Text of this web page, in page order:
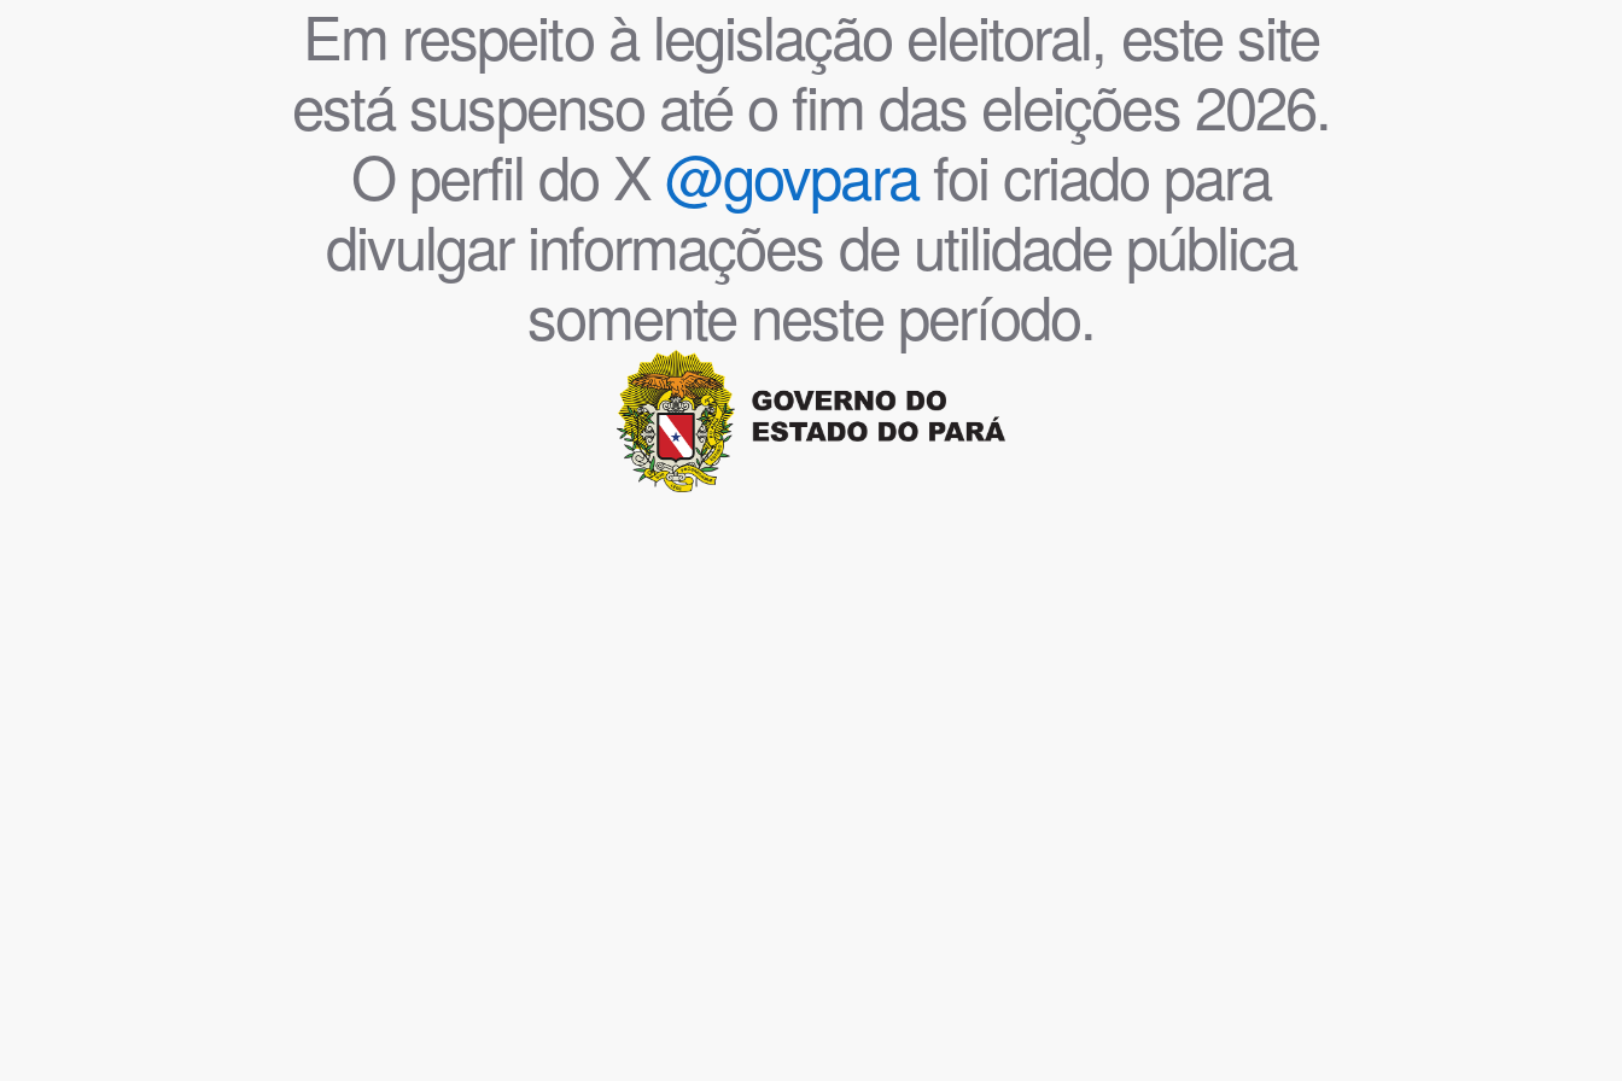
Em respeito à legislação eleitoral, este site
está suspenso até o fim das eleições 2026.
O perfil do X@govparafoi criado para
divulgar informações de utilidade pública
somente neste período.